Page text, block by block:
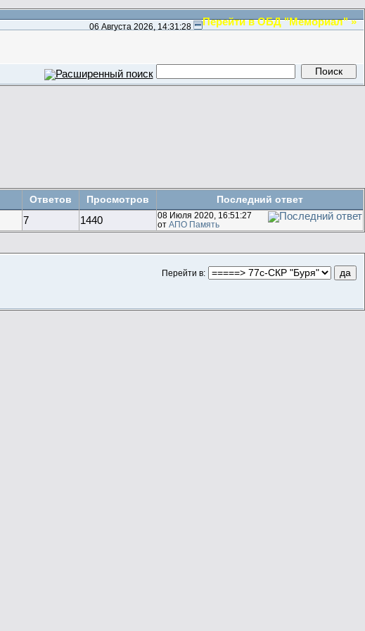
Перейти в ОБД "Мемориал" »
06 Августа 2026, 14:31:28
Ответов Просмотров Последний ответ
7 1440
08 Июля 2020, 16:51:27
от АПО Память
Перейти в: